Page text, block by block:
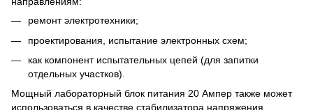
ремонт электротехники;
проектирования, испытание электронных схем;
как компонент испытательных цепей (для запитки
отдельных участков).
Мощный лабораторный блок питания 20 Ампер также может
использоваться в качестве стабилизатора напряжения